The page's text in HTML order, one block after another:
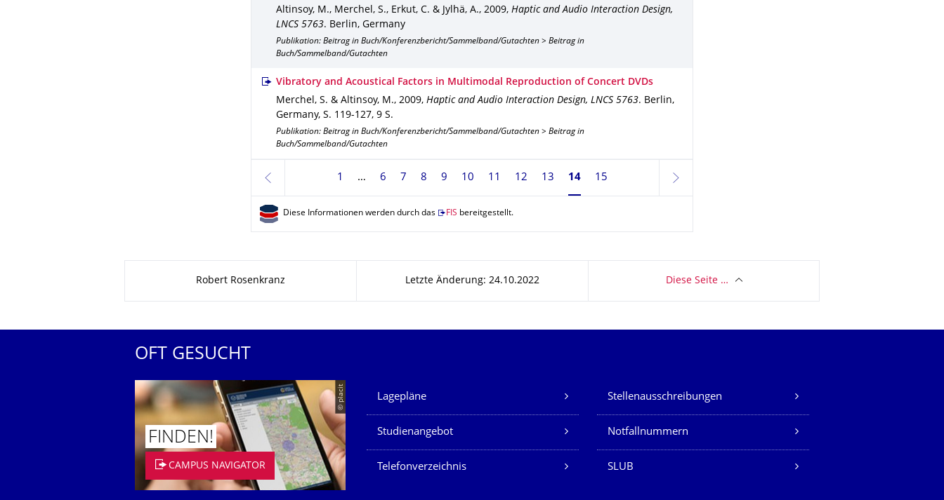
Altinsoy, M., Merchel, S., Erkut, C. & Jylhä, A., 2009, Haptic and Audio Interaction Design,
LNCS 5763. Berlin, Germany
Publikation: Beitrag in Buch/Konferenzbericht/Sammelband/Gutachten > Beitrag in
Buch/Sammelband/Gutachten
Vibratory and Acoustical Factors in Multimodal Reproduction of Concert DVDs
Merchel, S. & Altinsoy, M., 2009, Haptic and Audio Interaction Design, LNCS 5763. Berlin,
Germany, S. 119-127, 9 S.
Publikation: Beitrag in Buch/Konferenzbericht/Sammelband/Gutachten > Beitrag in
Buch/Sammelband/Gutachten
zurück
1 6 7 8 9 10 11 12 13 Seite 14, aktuell ausgewählt
14 15
weiter
Diese Informationen werden durch das FIS bereitgestellt.
Robert Rosenkranz Letzte Änderung: 24.10.2022 Diese Seite …
OFT GESUCHT
© placit
FINDEN!
CAMPUS NAVIGATOR
Unsere Dienste
Lagepläne Stellenausschreibungen
Studienangebot Notfallnummern
Telefonverzeichnis SLUB